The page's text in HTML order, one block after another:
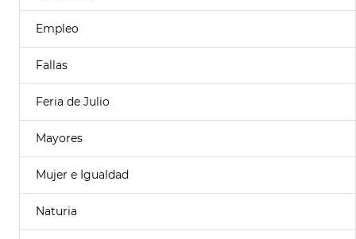
Empleo
Fallas
Feria de Julio
Mayores
Mujer e Igualdad
Naturia